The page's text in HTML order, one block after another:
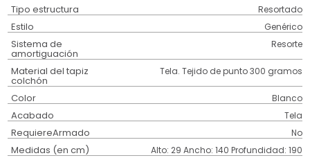
Tipo estructura Resortado
Estilo Genérico
Sistema de
amortiguación
Resorte
Material del tapiz
colchón
Tela. Tejido de punto 300 gramos
Color Blanco
Acabado Tela
RequiereArmado No
Medidas (en cm) Alto: 29 Ancho: 140 Profundidad: 190